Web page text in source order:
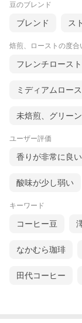
豆のブレンド
ブレンド ス
焙煎、ローストの度合
フレンチロースト
ミディアムロー
未焙煎、グリー
ユーザー評価
香りが非常に良い
酸味が少し弱い
キーワード
コーヒー豆
なかむら珈琲
田代コーヒー